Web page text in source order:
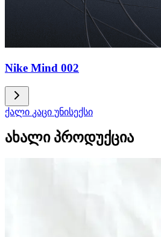
Nike Mind 002
ქალი კაცი უნისექსი
ახალი პროდუქცია